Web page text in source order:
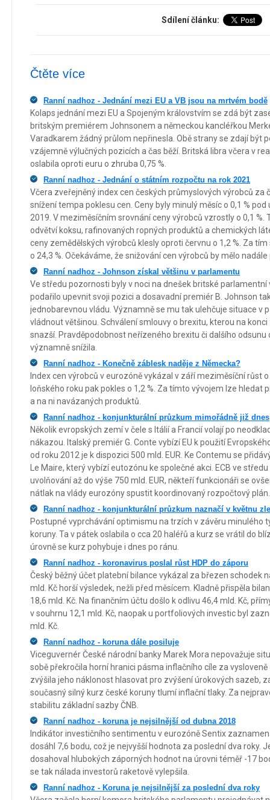
Sdílení článku:
Čtěte více
Ranní nadhoz - Jednání mezi EU a VB jsou na mrtvém bodě
Kolaps jednání mezi EU a Spojeným královstvím se zdá být
britským premiérem Johnsonem a německou kancléřkou
Varadkarem žádný průlom nepřinesla. Obě strany se zdají být
vzájemně výlučných pozicích a čas běží. Britská libra včera v
oslabila oproti euru o zhruba 0,75 %.
Ranní nadhoz - Jednání o státním rozpočtu na rok 2021
Včera zveřejněný index cen českých průmyslových výrobců za
snížení tempa poklesu cen. Ceny byly minulý měsíc o 0,1 %
2019. V meziměsíčním srovnání ceny výrobců vzrostly o 0,1 %.
odvětví koksu, rafinovaných ropných produktů a chemických
ceny zemědělských výrobců klesly oproti červnu o 1,2 %. Za
o 24,3 %. Očekáváme, že snižování cen výrobců by mělo
Ranní nadhoz - Johnson získal většinu v parlamentu
Ve středu pozornosti byly v noci na dnešek britské
podařilo upevnit svoji pozici a dosavadní premiér B. Johnson
jednobarevnou vládu. Významně se mu tak ulehčuje situace v
vládnout většinou. Schválení smlouvy o brexitu, kterou na konci
snazší. Pravděpodobnost neřízeného brexitu či dalšího odsunu
významně snížila.
Ranní nadhoz - Konečně záblesk naděje z Německa?
Index cen výrobců v eurozóně vykázal v září meziměsíční růst
loňského roku pak pokles o 1,2 %. Za tímto vývojem lze hledat
a na ni navázaných produktů.
Ranní nadhoz - konjunkturální průzkum mimořádně již dnes
Několik evropských zemí v čele s Itálií a Francií volají po
nákazou. Italský premiér G. Conte vybízí EU k použití
od roku 2012 je k dispozici 500 mld. EUR. Ke Contemu se
Le Maire, který vybízí eutozónu ke společné akci. ECB ve
uvolňování až do výše 750 mld. EUR, někteří funkcionáři se
nátlak na vlády eurozóny spustit koordinovaný rozpočtový plán.
Ranní nadhoz - konjunkturální průzkum naznačí v květnu
Postupné vyprchávání optimismu na trzích v závěru minulého
koruny. Ta v pátek oslabila o cca 20 haléřů a kurz se vrátil do
úrovně se kurz pohybuje i dnes po ránu.
Ranní nadhoz - koronavirus poslal růst HDP do záporu
Český běžný účet platební bilance vykázal za březen schodek
mld. Kč horší výsledek, nežli před měsícem. Kladně přispěla
18,6 mld. Kč. Na finančním účtu došlo k odlivu 46,4 mld. Kč,
v souhrnu 12,1 mld. Kč, naopak u portfoliových investic byl
mld. Kč.
Ranní nadhoz - koruna dále posiluje
Viceguvernér České národní banky Marek Mora nepovažuje
sobě překročila horní hranici pásma inflačního cíle za
zvýšila jeho náklonost hlasovat pro zvýšení úrokových sazeb,
současný silný kurz české koruny tlumí inflační tlaky. Za
stabilitu základní sazby ČNB.
Ranní nadhoz - koruna je nejsilnější od dubna 2018
Indikátor investičního sentimentu v eurozóně Sentix
dosáhl 7,6 bodu, což je nejvyšší hodnota za poslední dva roky.
dosahoval hlubokých záporných hodnot na úrovni téměř -17
se tak nálada investorů raketově vylepšila.
Ranní nadhoz - Koruna je nejsilnější za poslední dva roky